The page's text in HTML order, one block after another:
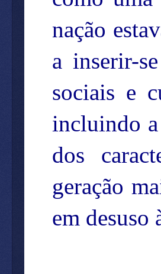
nação
a inserir-
sociais e
incluindo
dos
geração
em desuso